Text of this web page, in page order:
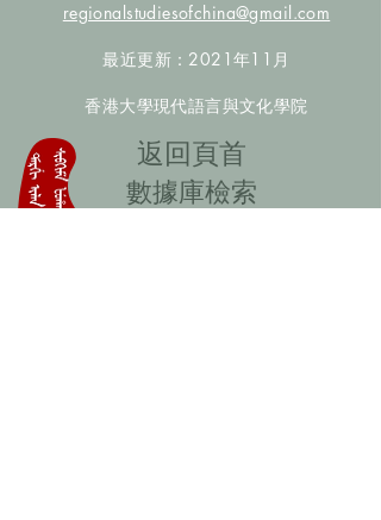
regionalstudiesofchina@gmail.com
最近更新：2021年11月
香港大學現代語言與文化學院
​返回頁首
數據庫檢索